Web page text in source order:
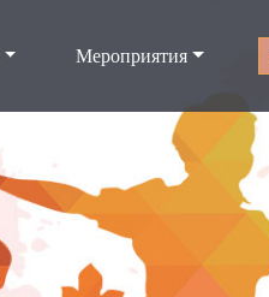
Мероприятия